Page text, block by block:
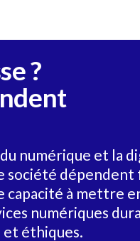
?
du numérique et la
société
capacité à mettre
numériques
et éthiques.